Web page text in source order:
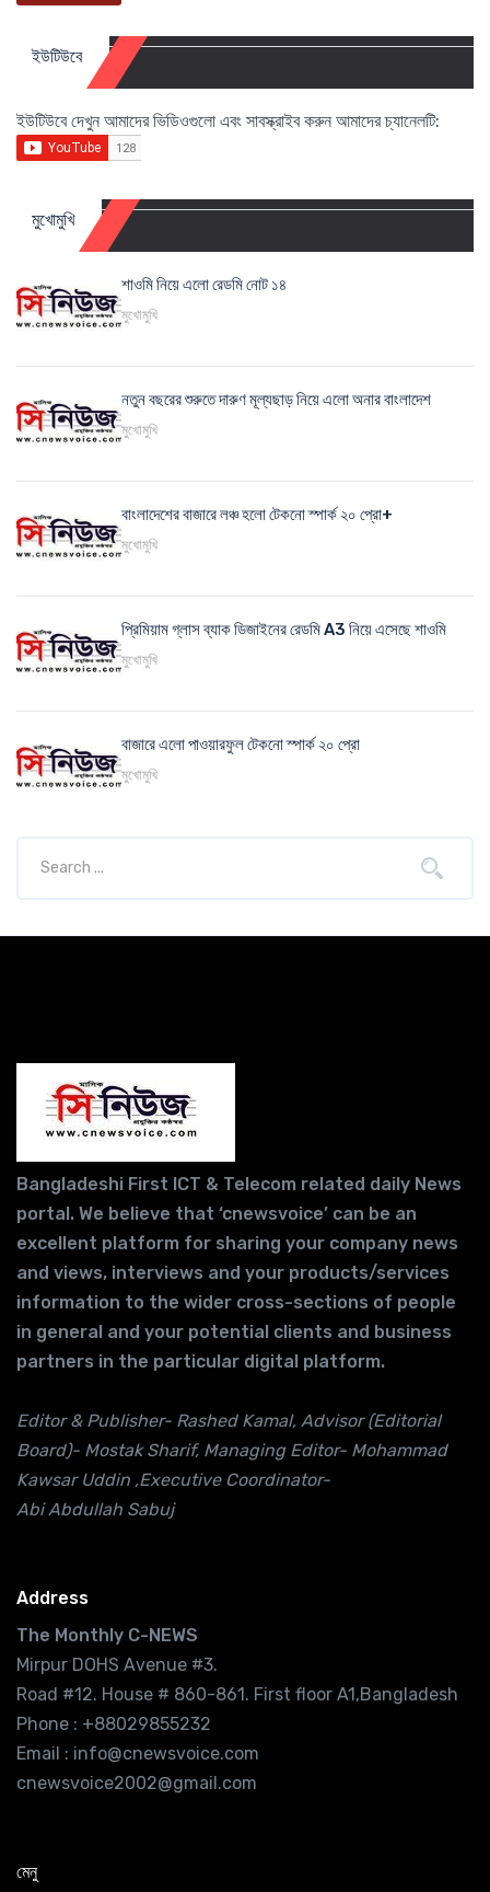
ইউটিউবে
ইউটিউবে দেখুন আমাদের ভিডিওগুলো এবং সাবস্ক্রাইব করুন আমাদের চ্যানেলটি:
মুখোমুখি
শাওমি নিয়ে এলো রেডমি নোট ১৪
মুখোমুখি
নতুন বছরের শুরুতে দারুণ মূল্যছাড় নিয়ে এলো অনার বাংলাদেশ
মুখোমুখি
বাংলাদেশের বাজারে লঞ্চ হলো টেকনো স্পার্ক ২০ প্রো+
মুখোমুখি
প্রিমিয়াম গ্লাস ব্যাক ডিজাইনের রেডমি A3 নিয়ে এসেছে শাওমি
মুখোমুখি
বাজারে এলো পাওয়ারফুল টেকনো স্পার্ক ২০ প্রো
মুখোমুখি
Bangladeshi First ICT & Telecom related daily News
portal. We believe that ‘cnewsvoice’ can be an
excellent platform for sharing your company news
and views, interviews and your products/services
information to the wider cross-sections of people
in general and your potential clients and business
partners in the particular digital platform.
Editor & Publisher- Rashed Kamal, Advisor (Editorial
Board)- Mostak Sharif, Managing Editor- Mohammad
Kawsar Uddin ,Executive Coordinator-
Abi Abdullah Sabuj
Address
The Monthly C-NEWS
Mirpur DOHS Avenue #3.
Road #12. House # 860-861. First floor A1,Bangladesh
Phone : +88029855232
Email : info@cnewsvoice.com
cnewsvoice2002@gmail.com
মেনু